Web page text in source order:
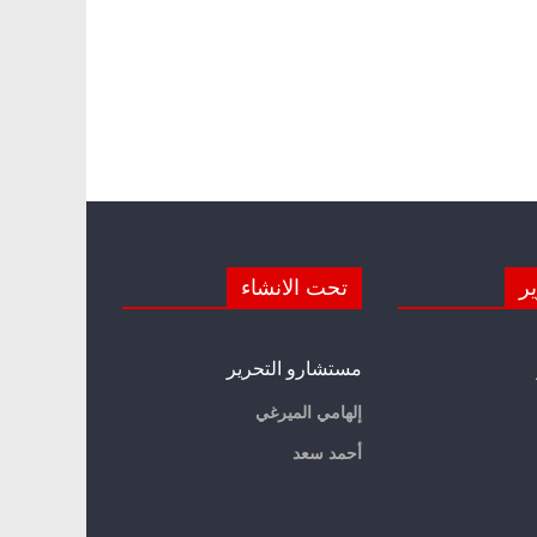
تحت الانشاء
مستشارو التحرير
إلهامي الميرغي
أحمد سعد